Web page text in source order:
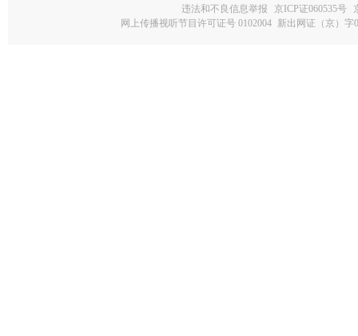
违法和不良信息举报 京ICP证060535号
网上传播视听节目许可证号 0102004 新出网证（京）